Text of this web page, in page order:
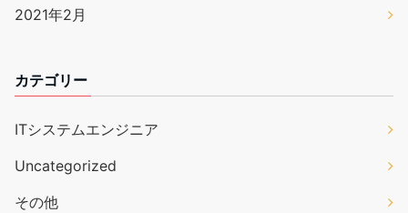
2021年2月
カテゴリー
ITシステムエンジニア
Uncategorized
その他